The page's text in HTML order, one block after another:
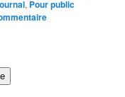
, Pour public